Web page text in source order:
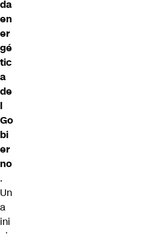
da
en
er
gé
tic
a
de
l
Go
bi
er
no
.
Un
a
ini